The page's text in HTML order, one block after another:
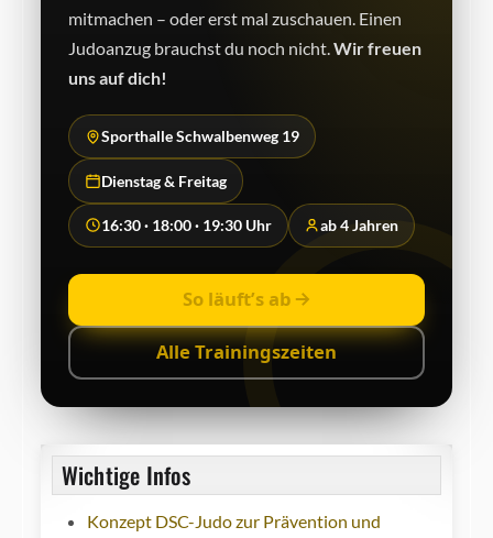
mitmachen – oder erst mal zuschauen. Einen
Judo­anzug brauchst du noch nicht.Wir freuen
uns auf dich!
Sporthalle Schwalbenweg 19
Dienstag & Freitag
16:30 · 18:00 · 19:30 Uhr ab 4 Jahren
So läuft’s ab
Alle Trainingszeiten
Wichtige Infos
Konzept DSC-Judo zur Prävention und